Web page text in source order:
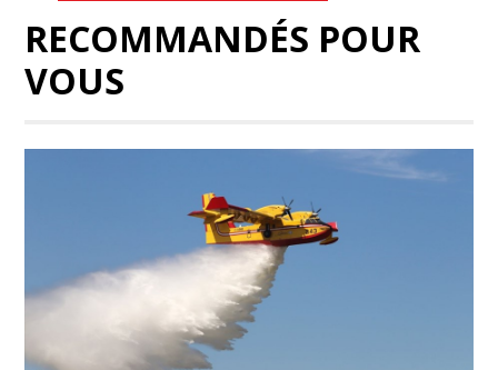
RECOMMANDÉS POUR
VOUS